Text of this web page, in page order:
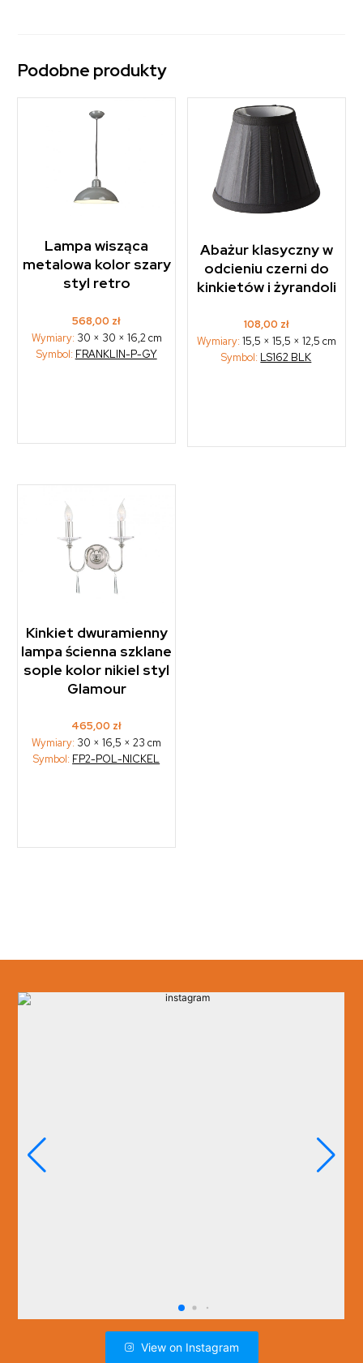
Podobne produkty
Lampa wisząca
metalowa kolor szary
styl retro
568,00 zł
Wymiary: 30 × 30 × 16,2 cm
Symbol: FRANKLIN-P-GY
Abażur klasyczny w
odcieniu czerni do
kinkietów i żyrandoli
108,00 zł
Wymiary: 15,5 × 15,5 × 12,5 cm
Symbol: LS162 BLK
Kinkiet dwuramienny
lampa ścienna szklane
sople kolor nikiel styl
Glamour
465,00 zł
Wymiary: 30 × 16,5 × 23 cm
Symbol: FP2-POL-NICKEL
View on Instagram